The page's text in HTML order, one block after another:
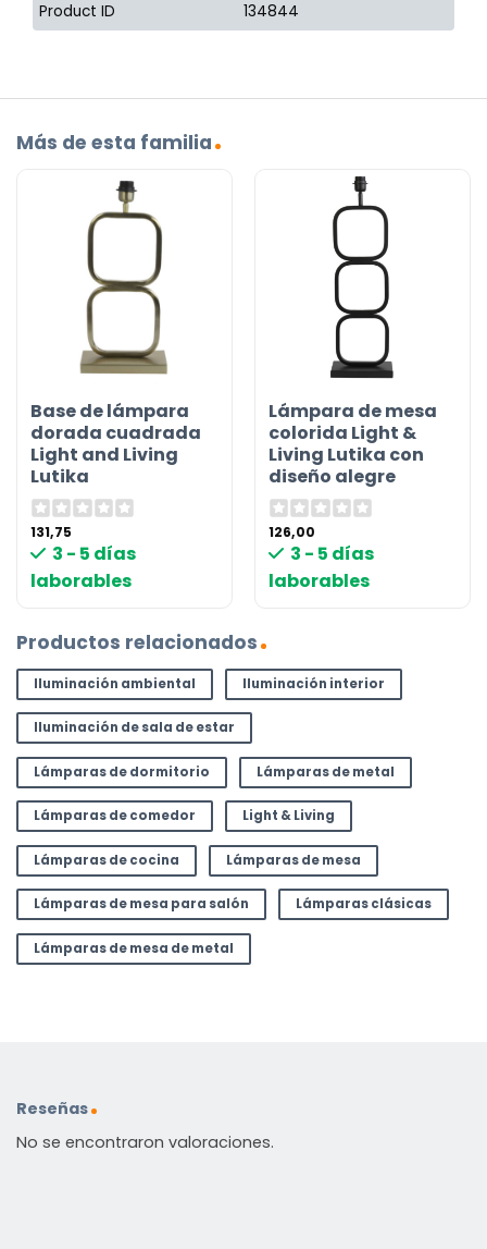
Product ID
134844
Más de esta familia
Base de lámpara
dorada cuadrada
Light and Living
Lutika
131,75
3 - 5 días
laborables
Lámpara de mesa
colorida Light &
Living Lutika con
diseño alegre
126,00
3 - 5 días
laborables
Productos relacionados
Iluminación ambiental Iluminación interior
Iluminación de sala de estar
Lámparas de dormitorio Lámparas de metal
Lámparas de comedor Light & Living
Lámparas de cocina Lámparas de mesa
Lámparas de mesa para salón Lámparas clásicas
Lámparas de mesa de metal
Reseñas
No se encontraron valoraciones.